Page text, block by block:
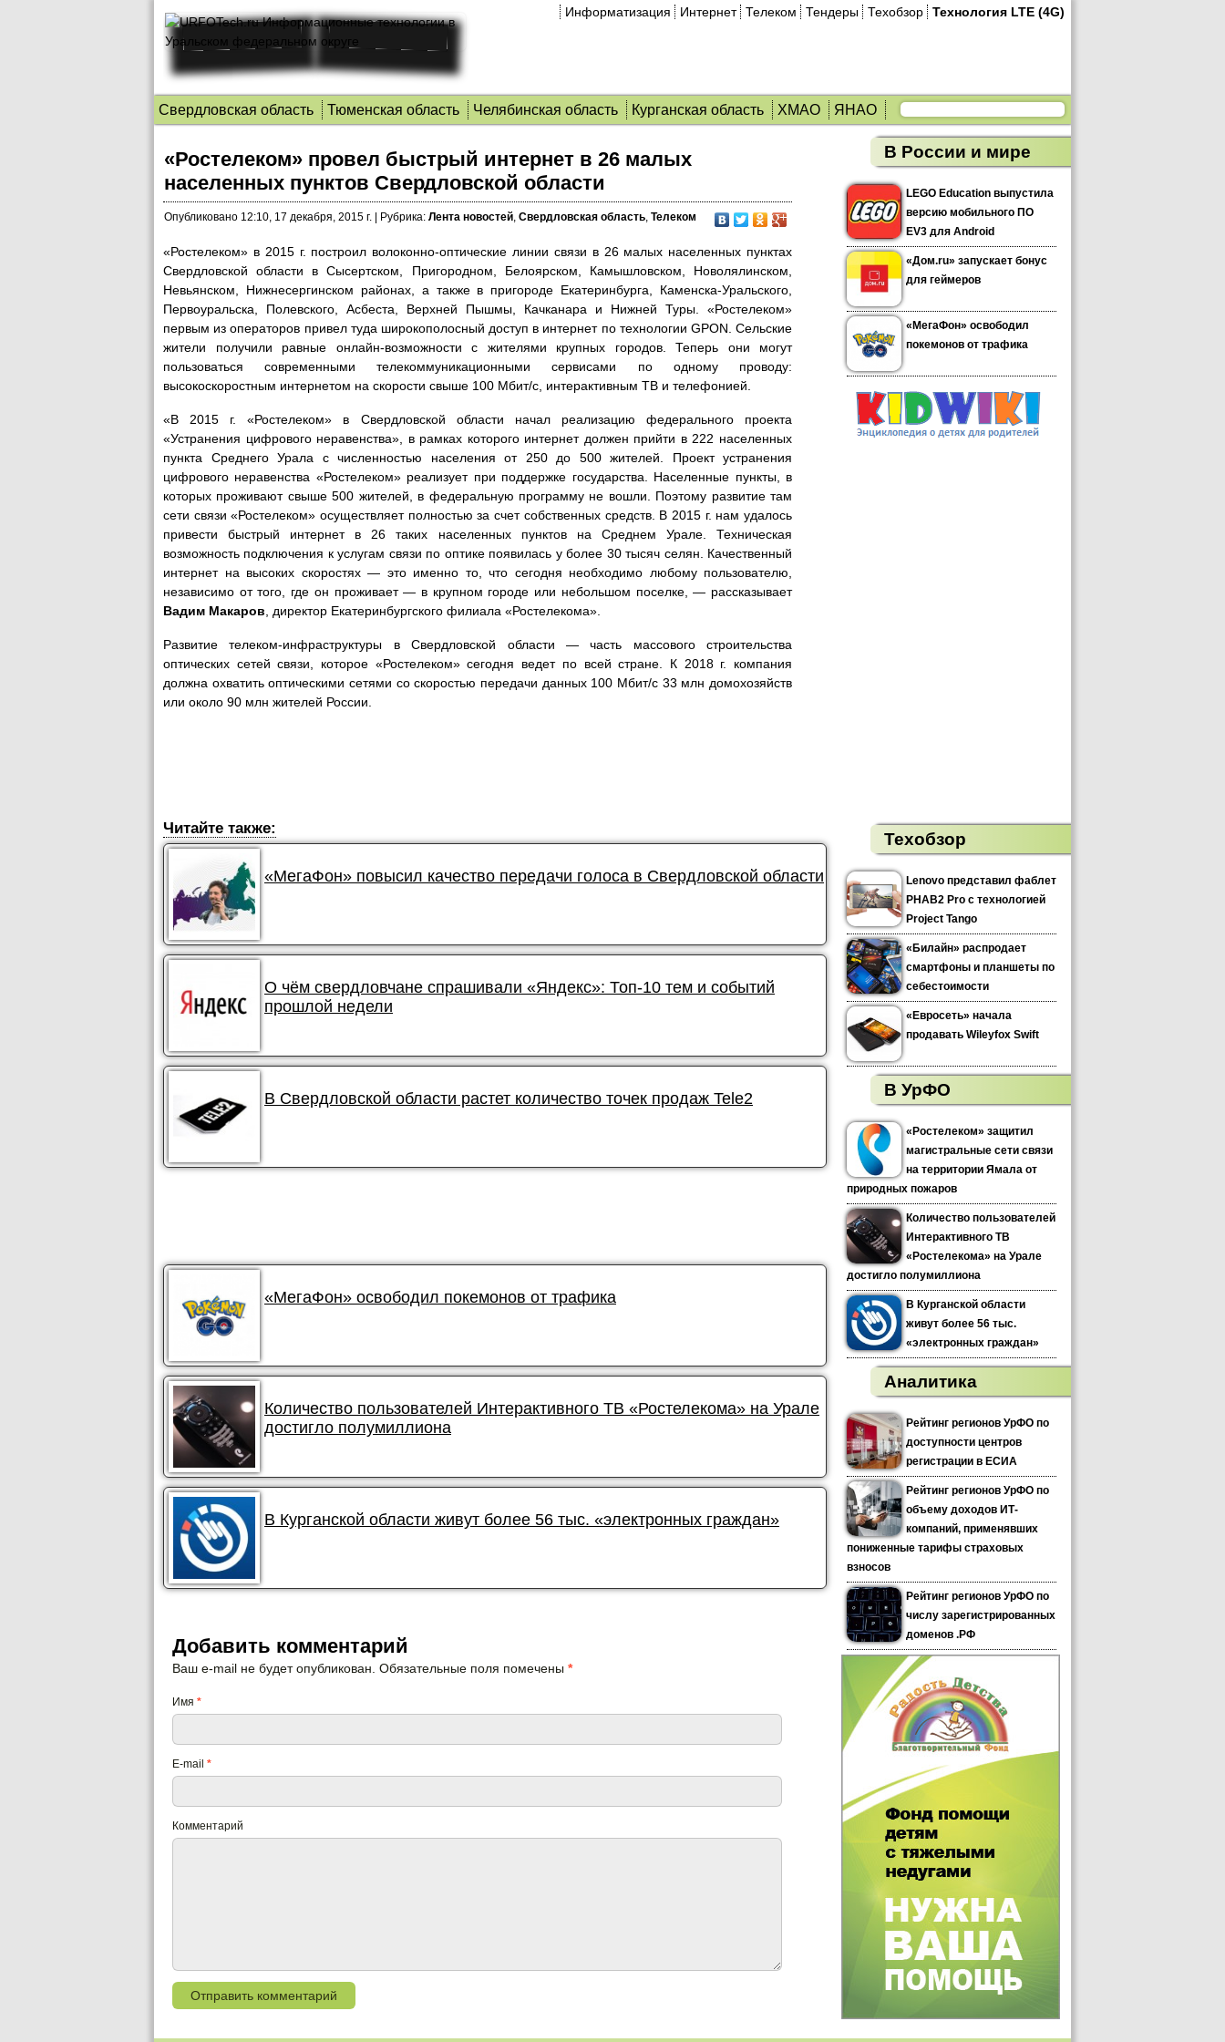
Информатизация Интернет Телеком Тендеры Техобзор Технология LTE (4G)
Свердловская область Тюменская область Челябинская область Курганская область ХМАО ЯНАО
«Ростелеком» провел быстрый интернет в 26 малых
населенных пунктов Свердловской области
Опубликовано 12:10, 17 декабря, 2015 г. Рубрика: Лента новостей, Свердловская область, Телеком
«Ростелеком» в 2015 г. построил волоконно-оптические линии связи в 26 малых населенных пунктах
Свердловской области в Сысертском, Пригородном, Белоярском, Камышловском, Новолялинском,
Невьянском, Нижнесергинском районах, а также в пригороде Екатеринбурга, Каменска-Уральского,
Первоуральска, Полевского, Асбеста, Верхней Пышмы, Качканара и Нижней Туры. «Ростелеком»
первым из операторов привел туда широкополосный доступ в интернет по технологии GPON. Сельские
жители получили равные онлайн-возможности с жителями крупных городов. Теперь они могут
пользоваться современными телекоммуникационными сервисами по одному проводу:
высокоскоростным интернетом на скорости свыше 100 Мбит/с, интерактивным ТВ и телефонией.
«В 2015 г. «Ростелеком» в Свердловской области начал реализацию федерального проекта
«Устранения цифрового неравенства», в рамках которого интернет должен прийти в 222 населенных
пункта Среднего Урала с численностью населения от 250 до 500 жителей. Проект устранения
цифрового неравенства «Ростелеком» реализует при поддержке государства. Населенные пункты, в
которых проживают свыше 500 жителей, в федеральную программу не вошли. Поэтому развитие там
сети связи «Ростелеком» осуществляет полностью за счет собственных средств. В 2015 г. нам удалось
привести быстрый интернет в 26 таких населенных пунктов на Среднем Урале. Техническая
возможность подключения к услугам связи по оптике появилась у более 30 тысяч селян. Качественный
интернет на высоких скоростях — это именно то, что сегодня необходимо любому пользователю,
независимо от того, где он проживает — в крупном городе или небольшом поселке, — рассказывает
Вадим Макаров , директор Екатеринбургского филиала «Ростелекома».
Развитие телеком-инфраструктуры в Свердловской области — часть массового строительства
оптических сетей связи, которое «Ростелеком» сегодня ведет по всей стране. К 2018 г. компания
должна охватить оптическими сетями со скоростью передачи данных 100 Мбит/с 33 млн домохозяйств
или около 90 млн жителей России.
Читайте также:
«МегаФон» повысил качество передачи голоса в Свердловской области
О чём свердловчане спрашивали «Яндекс»: Топ-10 тем и событий
прошлой недели
В Свердловской области растет количество точек продаж Tele2
«МегаФон» освободил покемонов от трафика
Количество пользователей Интерактивного ТВ «Ростелекома» на Урале
достигло полумиллиона
В Курганской области живут более 56 тыс. «электронных граждан»
Добавить комментарий
Ваш e-mail не будет опубликован. Обязательные поля помечены *
Имя *
E-mail *
Комментарий
В России и мире
LEGO Education выпустила
версию мобильного ПО
EV3 для Android
«Дом.ru» запускает бонус
для геймеров
«МегаФон» освободил
покемонов от трафика
Техобзор
Lenovo представил фаблет
PHAB2 Pro с технологией
Project Tango
«Билайн» распродает
смартфоны и планшеты по
себестоимости
«Евросеть» начала
продавать Wileyfox Swift
В УрФО
«Ростелеком» защитил
магистральные сети связи
на территории Ямала от
природных пожаров
Количество пользователей
Интерактивного ТВ
«Ростелекома» на Урале
достигло полумиллиона
В Курганской области
живут более 56 тыс.
«электронных граждан»
Аналитика
Рейтинг регионов УрФО по
доступности центров
регистрации в ЕСИА
Рейтинг регионов УрФО по
объему доходов ИТ-
компаний, применявших
пониженные тарифы страховых
взносов
Рейтинг регионов УрФО по
числу зарегистрированных
доменов .РФ